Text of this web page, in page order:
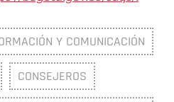
Y COMUNICACIÓN
CONSEJEROS